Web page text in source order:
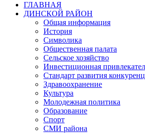
ГЛАВНАЯ
ДИНСКОЙ РАЙОН
Общая информация
История
Символика
Общественная палата
Сельское хозяйство
Инвестиционная
Стандарт развития
Здравоохранение
Культура
Молодежная политика
Образование
Спорт
СМИ района